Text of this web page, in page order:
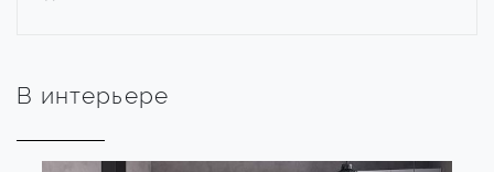
В интерьере